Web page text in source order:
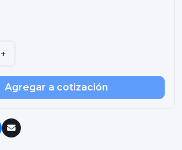
+
Agregar a cotización